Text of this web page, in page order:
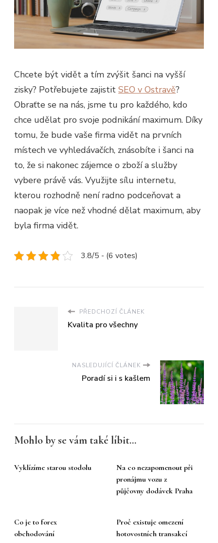
Chcete být vidět a tím zvýšit šanci na vyšší
zisky? Potřebujete zajistit SEO v Ostravě?
Obraťte se na nás, jsme tu pro každého, kdo
chce udělat pro svoje podnikání maximum. Díky
tomu, že bude vaše firma vidět na prvních
místech ve vyhledávačích, znásobíte i šanci na
to, že si nakonec zájemce o zboží a služby
vybere právě vás. Využijte sílu internetu,
kterou rozhodně není radno podceňovat a
naopak je více než vhodné dělat maximum, aby
byla firma vidět.
3.8/5 - (6 votes)
PŘEDCHOZÍ ČLÁNEK
Kvalita pro všechny
NASLEDUJÍCÍ ČLÁNEK
Poradí si i s kašlem
Mohlo by se vám také líbit...
Vyklízíme starou stodolu
Na co nezapomenout při
pronájmu vozu z
půjčovny dodávek Praha
Co je to forex
obchodování
Proč existuje omezení
hotovostních transakcí